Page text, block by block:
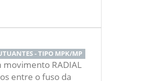
- TIPO MPK/MP
movimento RADIAL
entre o fuso da